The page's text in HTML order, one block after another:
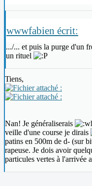
wwwfabien écrit:
.../... et puis la purge d'un
un rituel
Tiens,
Nan! Je généraliserais
veille d'une course je dirais
patins en 500m de d- (sur
rapeuse. Je dois avoir
particules vertes à l'arrivée